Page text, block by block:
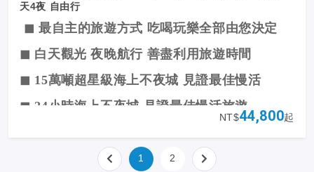
天4夜 自由行
◼ 最自主的旅遊方式 吃喝玩樂全部由您決定
◼ 白天觀光 夜晚航行 善盡利用旅遊時間
◼ 15萬噸超星級海上不夜城 見證最佳慢活
◼ 24小時海上不夜城 見證最佳慢活旅遊
NT$44,800起
1 2